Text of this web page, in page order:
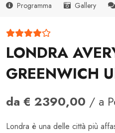
Programma Gallery
LONDRA
GREENWICH
da € 2390,00 / a
Londra è una delle città più